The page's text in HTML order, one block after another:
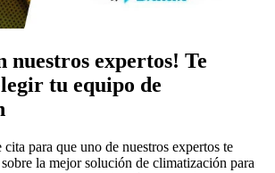
nuestros expertos! Te
tu equipo de
para que uno de nuestros expertos te
sobre la mejor solución de climatización para